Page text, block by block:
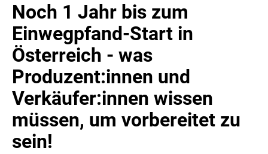
Noch 1 Jahr bis zum
Einwegpfand-Start in
Österreich - was
Produzent:innen und
Verkäufer:innen wissen
müssen, um vorbereitet zu
sein!